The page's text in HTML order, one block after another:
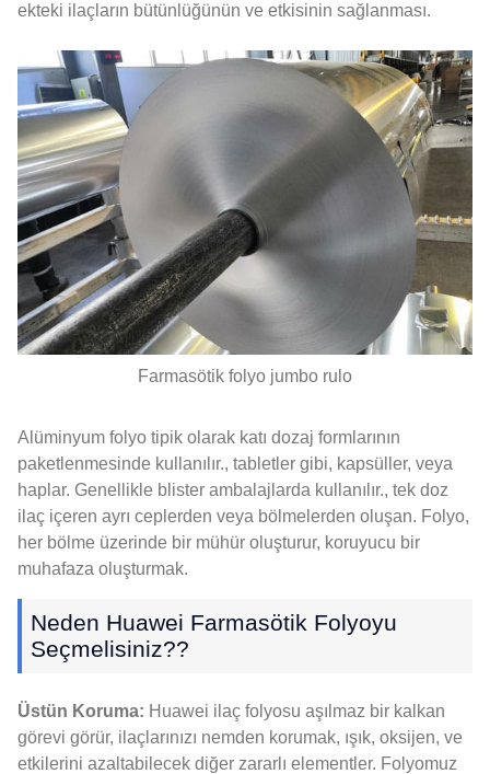
ekteki ilaçların bütünlüğünün ve etkisinin sağlanması.
Farmasötik folyo jumbo rulo
Alüminyum folyo tipik olarak katı dozaj formlarının
paketlenmesinde kullanılır., tabletler gibi, kapsüller, veya
haplar. Genellikle blister ambalajlarda kullanılır., tek doz
ilaç içeren ayrı ceplerden veya bölmelerden oluşan. Folyo,
her bölme üzerinde bir mühür oluşturur, koruyucu bir
muhafaza oluşturmak.
Neden Huawei Farmasötik Folyoyu
Seçmelisiniz??
Üstün Koruma: Huawei ilaç folyosu aşılmaz bir kalkan
görevi görür, ilaçlarınızı nemden korumak, ışık, oksijen, ve
etkilerini azaltabilecek diğer zararlı elementler. Folyomuz